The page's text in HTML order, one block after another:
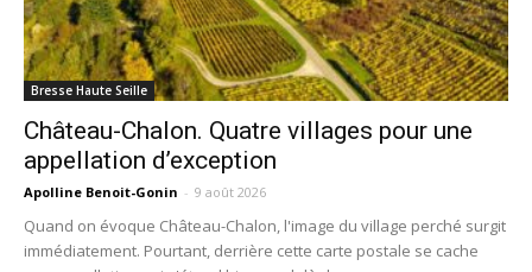
Bresse Haute Seille
Château-Chalon. Quatre villages pour une
appellation d’exception
Apolline Benoit-Gonin - 9 août 2026
Quand on évoque Château-Chalon, l'image du village perché surgit
immédiatement. Pourtant, derrière cette carte postale se cache